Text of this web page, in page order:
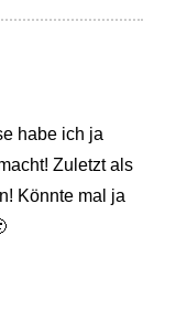
habe ich ja
Zuletzt als
Könnte mal ja